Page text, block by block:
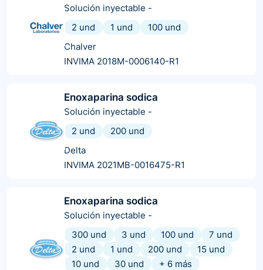
Solución inyectable -
2 und
1 und
100 und
Chalver
INVIMA 2018M-0006140-R1
Enoxaparina sodica
Solución inyectable -
2 und
200 und
Delta
INVIMA 2021MB-0016475-R1
Enoxaparina sodica
Solución inyectable -
300 und
3 und 100 und
7 und
2 und
1 und 200 und
15 und
10 und
30 und + 6 más